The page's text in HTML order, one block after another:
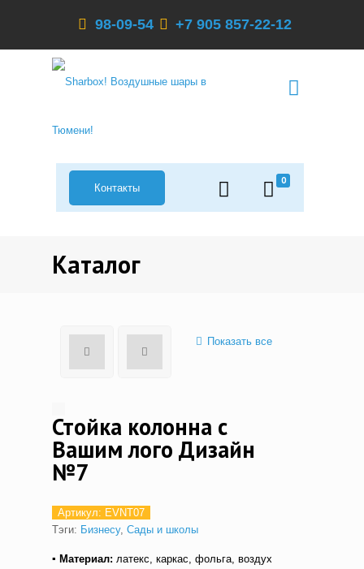
98-09-54 +7 905 857-22-12
0
Контакты
Каталог
Показать все
Стойка колонна с
Вашим лого Дизайн
№7
Артикул: EVNT07
Тэги: Бизнесу, Сады и школы
▪ Материал: латекс, каркас, фольга, воздух